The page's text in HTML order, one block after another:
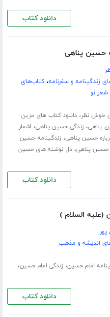
دانلود کتاب
حسین پناهی
زندگینامه و سفرنامه،کتاب‌های
نو
خوش نظر،دانلود کتاب های حزین
پناهی، زندگی حسین پناهی، اشعار
حسین پناهی، زندگینامه حسین
حسین پناهی،دل نوشته های حسین
دانلود کتاب
(علیه السلام )
اندیشه و مذهب
امام حسین، زندگی امام حسین،
دانلود کتاب